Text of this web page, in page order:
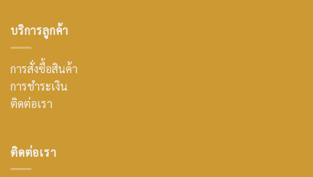
บริการลูกค้า
การสั่งซื้อสินค้า
การชำระเงิน
ติดต่อเรา
ติดต่อเรา